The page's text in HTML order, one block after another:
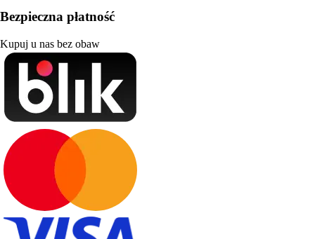
Bezpieczna płatność
Kupuj u nas bez obaw